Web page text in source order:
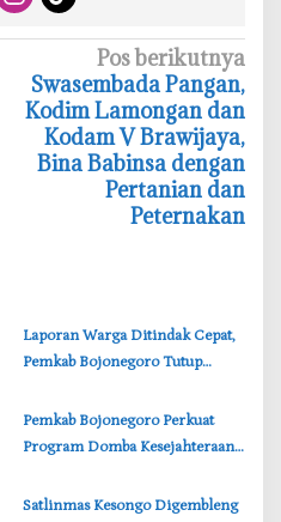
Pos berikutnya
Swasembada Pangan,
Kodim Lamongan dan
Kodam V Brawijaya,
Bina Babinsa dengan
Pertanian dan
Peternakan
‎Laporan Warga Ditindak Cepat,
Pemkab Bojonegoro Tutup
di Trucuk
‎Pemkab Bojonegoro Perkuat
Program Domba Kesejahteraan,
‎Satlinmas Kesongo Digembleng